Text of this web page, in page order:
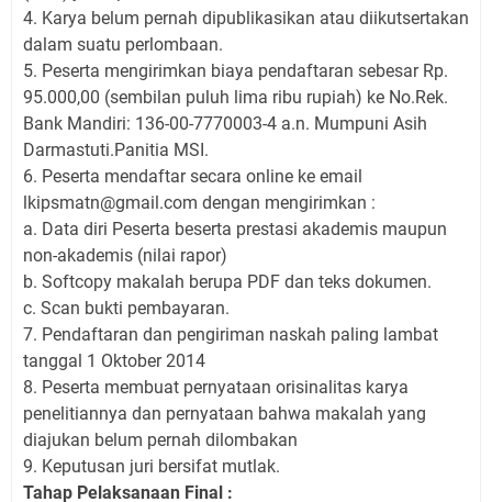
4. Karya belum pernah dipublikasikan atau diikutsertakan
dalam suatu perlombaan.
5. Peserta mengirimkan biaya pendaftaran sebesar Rp.
95.000,00 (sembilan puluh lima ribu rupiah) ke No.Rek.
Bank Mandiri: 136-00-7770003-4 a.n. Mumpuni Asih
Darmastuti.Panitia MSI.
6. Peserta mendaftar secara online ke email
lkipsmatn@gmail.com dengan mengirimkan :
a. Data diri Peserta beserta prestasi akademis maupun
non-akademis (nilai rapor)
b. Softcopy makalah berupa PDF dan teks dokumen.
c. Scan bukti pembayaran.
7. Pendaftaran dan pengiriman naskah paling lambat
tanggal 1 Oktober 2014
8. Peserta membuat pernyataan orisinalitas karya
penelitiannya dan pernyataan bahwa makalah yang
diajukan belum pernah dilombakan
9. Keputusan juri bersifat mutlak.
Tahap Pelaksanaan Final :